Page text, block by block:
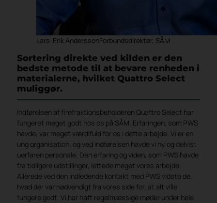
Lars-Erik AnderssonForbundsdirektør, SÅM
Sortering direkte ved kilden er den
bedste metode til at bevare renheden i
materialerne, hvilket Quattro Select
muliggør.
Indførelsen af firefraktionsbeholderen Quattro Select har
fungeret meget godt hos os på SÅM. Erfaringen, som PWS
havde, var meget værdifuld for os i dette arbejde. Vi er en
ung organisation, og ved indførelsen havde vi ny og delvist
uerfaren personale. Den erfaring og viden, som PWS havde
fra tidligere udstillinger, lettede meget vores arbejde.
Allerede ved den indledende kontakt med PWS vidste de,
hvad der var nødvendigt fra vores side for, at alt ville
fungere godt. Vi har haft regelmæssige møder under hele